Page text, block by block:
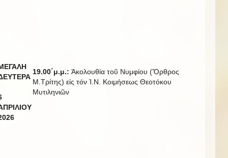
26
19.00΄μ.μ.: Ἀκολουθία τοῦ Νυμφίου (Ὄρθρος
Μ.Τρίτης) εἰς τόν Ἱ.Ν. Κοιμήσεως Θεοτόκου
Μυτιληνιῶν